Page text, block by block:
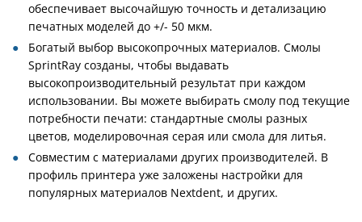
обеспечивает высочайшую точность и детализацию
печатных моделей до +/- 50 мкм.
Богатый выбор высокопрочных материалов. Смолы
SprintRay созданы, чтобы выдавать
высокопроизводительный результат при каждом
использовании. Вы можете выбирать смолу под текущие
потребности печати: стандартные смолы разных
цветов, моделировочная серая или смола для литья.
Совместим с материалами других производителей. В
профиль принтера уже заложены настройки для
популярных материалов Nextdent, и других.